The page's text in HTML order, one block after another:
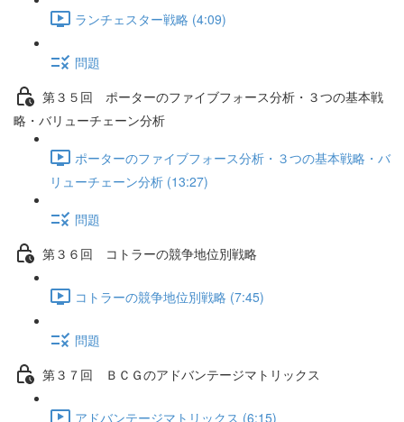
ランチェスター戦略 (4:09)
問題
第３５回 ポーターのファイブフォース分析・３つの基本戦
略・バリューチェーン分析
ポーターのファイブフォース分析・３つの基本戦略・バ
リューチェーン分析 (13:27)
問題
第３６回 コトラーの競争地位別戦略
コトラーの競争地位別戦略 (7:45)
問題
第３７回 ＢＣＧのアドバンテージマトリックス
アドバンテージマトリックス (6:15)